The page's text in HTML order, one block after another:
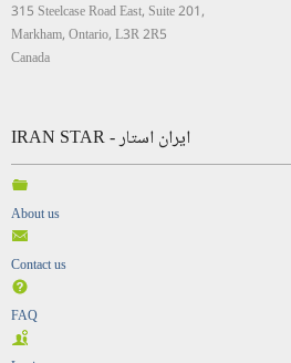
315 Steelcase Road East, Suite 201,
Markham, Ontario, L3R 2R5
Canada
IRAN STAR - ایران استار
About us
Contact us
FAQ